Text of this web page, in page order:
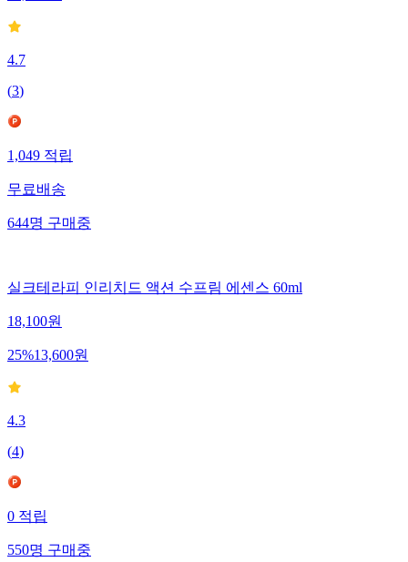
4.7
(3)
1,049 적립
무료배송
644명 구매중
실크테라피 인리치드 액션 수프림 에센스 60ml
18,100원
25%13,600원
4.3
(4)
0적립
550명구매중